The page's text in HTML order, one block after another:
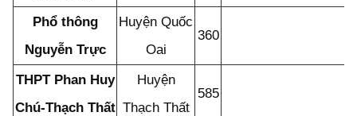
Phổ thông
Nguyễn Trực
Huyện Quốc
Oai
360
THPT Phan Huy
Chú-Thạch Thất
Huyện
Thạch Thất
585